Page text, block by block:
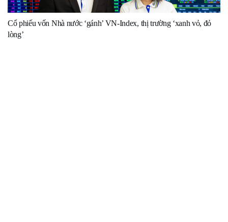
Cổ phiếu vốn Nhà nước ‘gánh’ VN-Index, thị trường ‘xanh vỏ, đỏ
lòng’